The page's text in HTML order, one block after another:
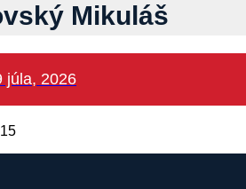
Mikuláš
júla, 2026